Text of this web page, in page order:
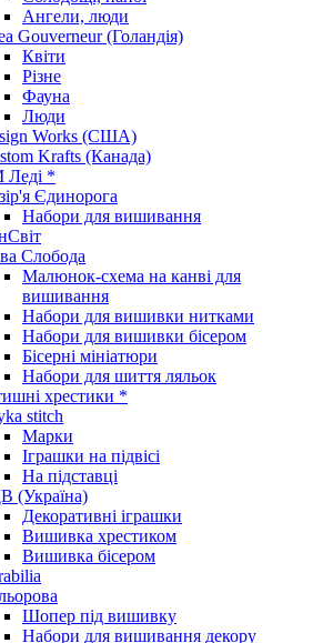
Ангели, люди
Gouverneur (Голандія)
Квіти
Різне
Фауна
Люди
Works (США)
Krafts (Канада)
*
Єдинорога
Набори для вишивання
Слобода
Малюнок-схема на канві для
вишивання
Набори для вишивки нитками
Набори для вишивки бісером
Бісерні мініатюри
Набори для шиття ляльок
хрестики *
stitch
Марки
Іграшки на підвісі
На підставці
(Україна)
Декоративні іграшки
Вишивка хрестиком
Вишивка бісером
Шопер під вишивку
Набори для вишивання декору